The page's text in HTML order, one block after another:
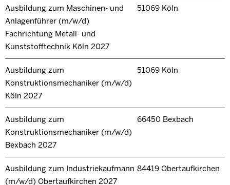
Ausbildung zum Maschinen- und
Anlagenführer (m/w/d)
Fachrichtung Metall- und
Kunststofftechnik Köln 2027
51069 Köln
Ausbildung zum
Konstruktionsmechaniker (m/w/d)
Köln 2027
51069 Köln
Ausbildung zum
Konstruktionsmechaniker (m/w/d)
Bexbach 2027
66450 Bexbach
Ausbildung zum Industriekaufmann
(m/w/d) Obertaufkirchen 2027
84419 Obertaufkirchen